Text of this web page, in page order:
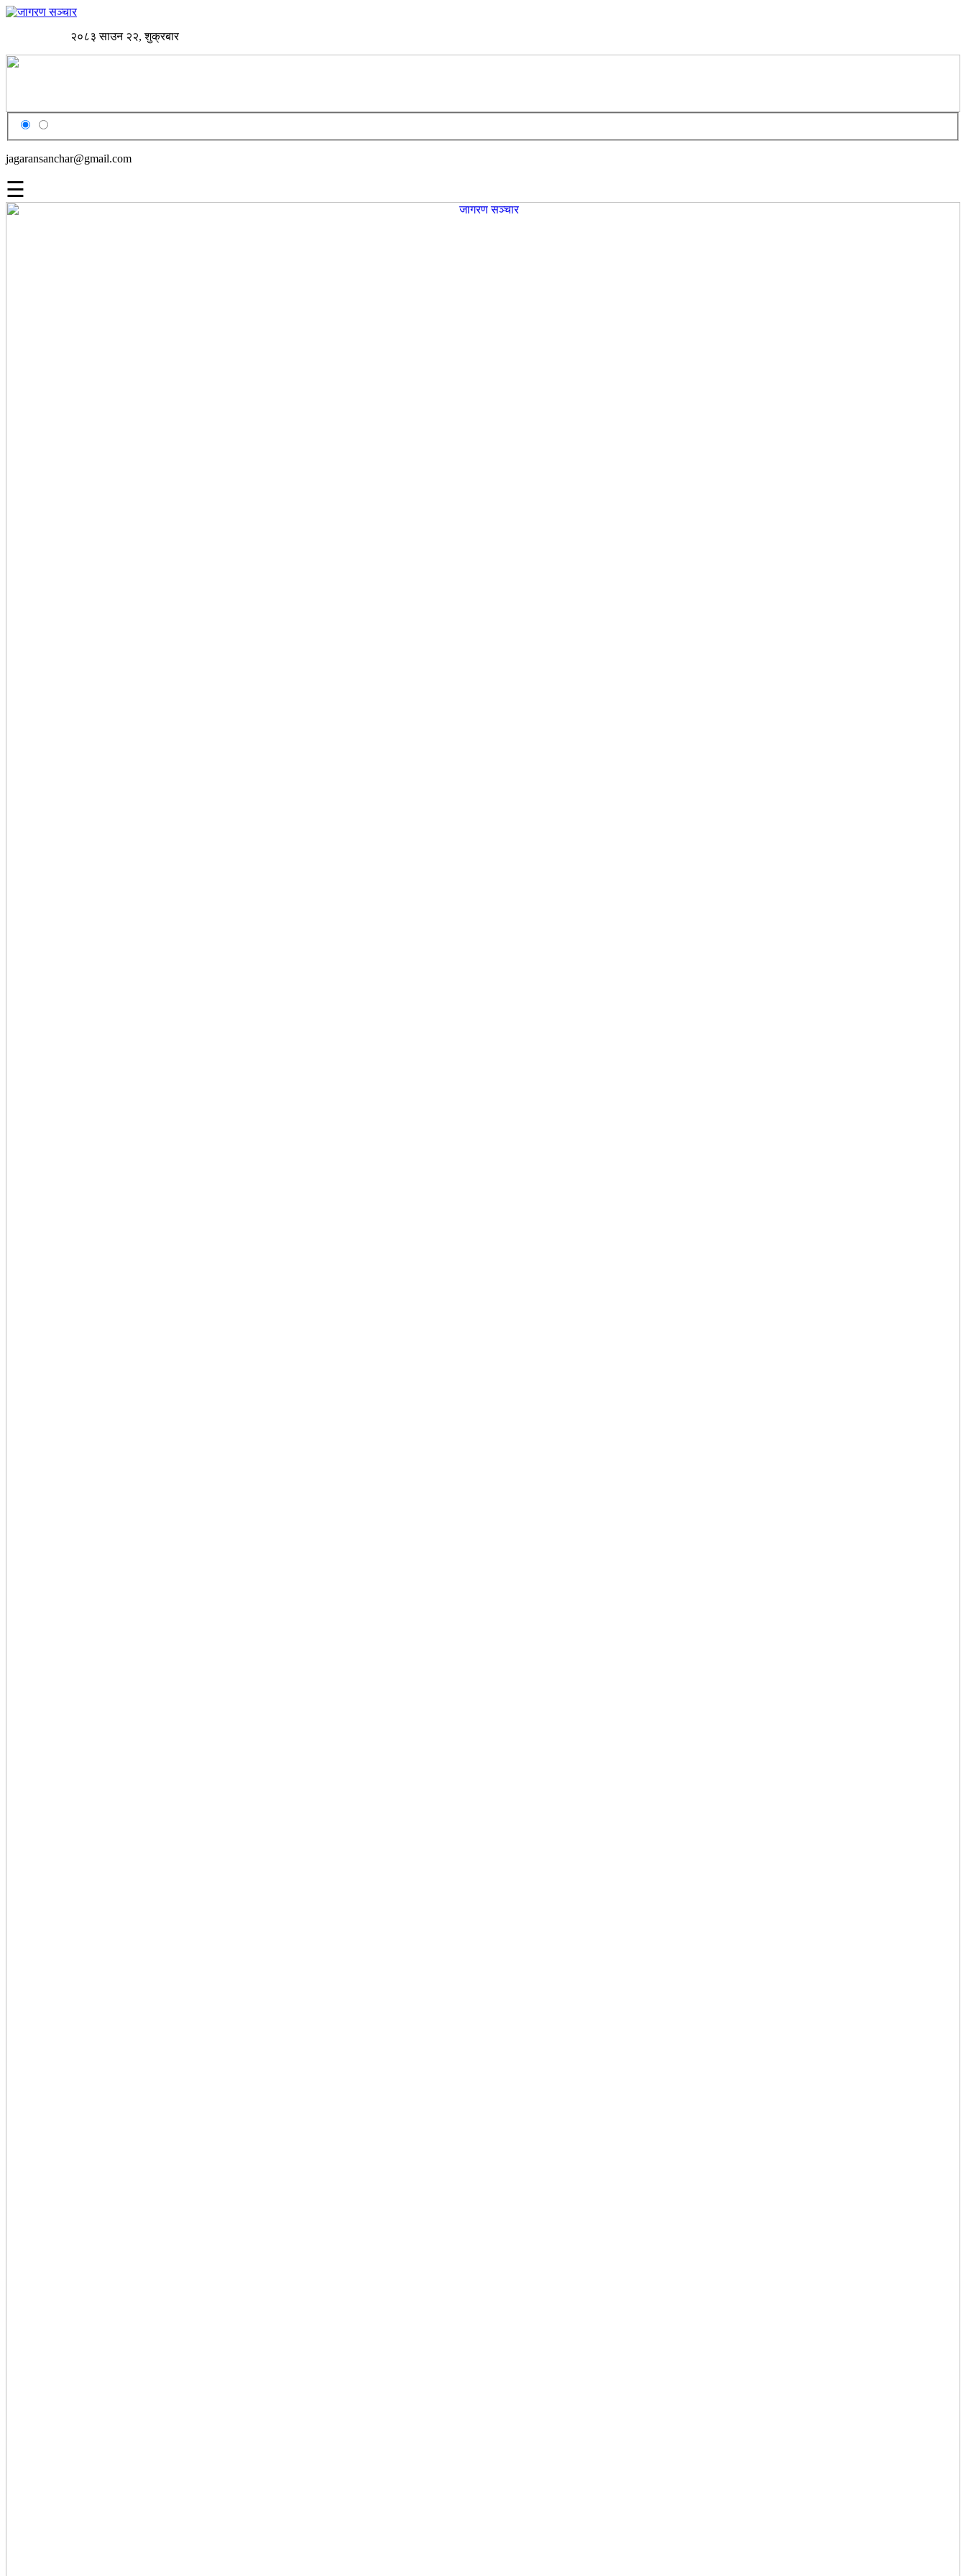
२०८३ साउन २२, शुक्रबार
jagaransanchar@gmail.com
☰